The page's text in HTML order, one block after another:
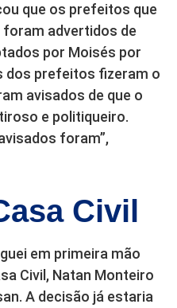
que os prefeitos que
advertidos de
por Moisés por
dos prefeitos fizeram o
avisados de que o
e politiqueiro.
foram”,
Civil
em primeira mão
Civil, Natan Monteiro
A decisão já estaria